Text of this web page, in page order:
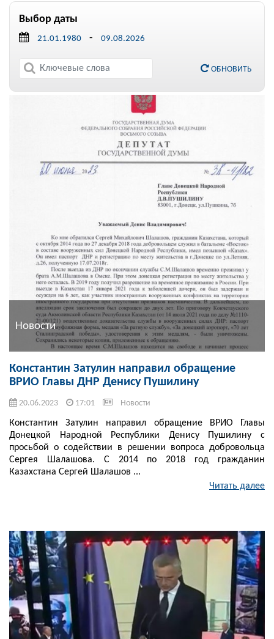
Выбор даты
-
ОБНОВИТЬ
Новости
Константин Затулин направил обращение
ВРИО Главы ДНР Денису Пушилину
20.06.2023 17:01 Новости
Константин Затулин направил обращение ВРИО Главы
Донецкой Народной Республики Денису Пушилину с
просьбой о содействии в решении вопроса добровольца
Сергея Шалашова. С 2014 по 2018 год гражданин
Казахстана Сергей Шалашов ...
Читать далее